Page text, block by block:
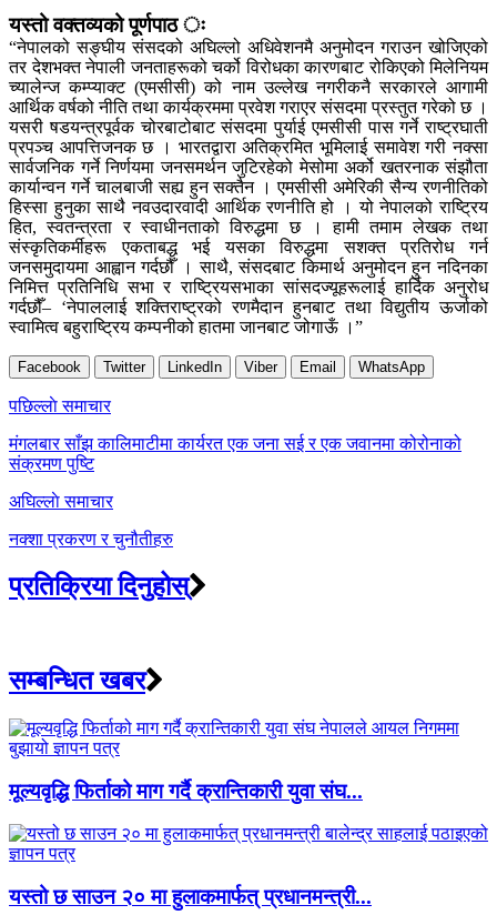
यस्तो वक्तव्यको पूर्णपाठ ः
“नेपालको सङ्घीय संसदको अघिल्लो अधिवेशनमै अनुमोदन गराउन खोजिएको
तर देशभक्त नेपाली जनताहरूको चर्को विरोधका कारणबाट रोकिएको मिलेनियम
च्यालेन्ज कम्प्याक्ट (एमसीसी) को नाम उल्लेख नगरीकनै सरकारले आगामी
आर्थिक वर्षको नीति तथा कार्यक्रममा प्रवेश गराएर संसदमा प्रस्तुत गरेको छ ।
यसरी षडयन्त्रपूर्वक चोरबाटोबाट संसदमा पुर्याई एमसीसी पास गर्ने राष्ट्रघाती
प्रपञ्च आपत्तिजनक छ । भारतद्वारा अतिक्रमित भूमिलाई समावेश गरी नक्सा
सार्वजनिक गर्ने निर्णयमा जनसमर्थन जुटिरहेको मेसोमा अर्को खतरनाक संझौता
कार्यान्वन गर्ने चालबाजी सह्य हुन सक्तैन । एमसीसी अमेरिकी सैन्य रणनीतिको
हिस्सा हुनुका साथै नवउदारवादी आर्थिक रणनीति हो । यो नेपालको राष्ट्रिय
हित, स्वतन्त्रता र स्वाधीनताको विरुद्धमा छ । हामी तमाम लेखक तथा
संस्कृतिकर्मीहरू एकताबद्ध भई यसका विरुद्धमा सशक्त प्रतिरोध गर्न
जनसमुदायमा आह्वान गर्दछौँ । साथै, संसदबाट किमार्थ अनुमोदन हुन नदिनका
निमित्त प्रतिनिधि सभा र राष्ट्रियसभाका सांसदज्यूहरूलाई हार्दिक अनुरोध
गर्दछौँ– ‘नेपाललाई शक्तिराष्ट्रको रणमैदान हुनबाट तथा विद्युतीय ऊर्जाको
स्वामित्व बहुराष्ट्रिय कम्पनीको हातमा जानबाट जोगाऊँ ।”
Facebook Twitter LinkedIn Viber Email WhatsApp
Post
navigation
पछिल्लाे समाचार
मंगलबार साँझ कालिमाटीमा कार्यरत एक जना सई र एक जवानमा कोरोनाको
संक्रमण पुष्टि
अघिल्लाे समाचार
नक्शा प्रकरण र चुनौतीहरु
प्रतिक्रिया दिनुहोस्
सम्बन्धित खबर
मूल्यवृद्धि फिर्ताको माग गर्दै क्रान्तिकारी युवा संघ...
यस्तो छ साउन २० मा हुलाकमार्फत् प्रधानमन्त्री...